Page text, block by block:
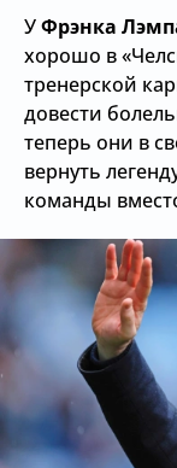
УФрэнка
хорошо в
тренерской
довести
теперь они в
вернуть
команды
О сайте
Контакты